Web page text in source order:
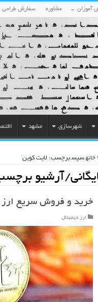
آموزان مشاوره سفارش طراحی
شهرسازی مشهد
خانه سپس برچسب: لایت کوین
آرشیو
خرید و فروش سریع ارز
ارز دیجیتال